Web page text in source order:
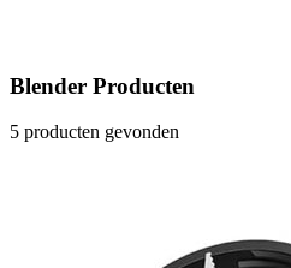
Blender Producten
5 producten gevonden